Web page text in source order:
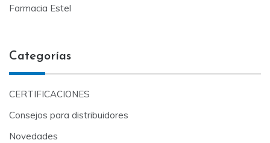
Farmacia Estel
Categorías
CERTIFICACIONES
Consejos para distribuidores
Novedades